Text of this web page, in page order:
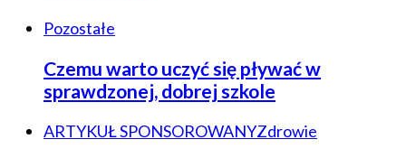
Pozostałe
Czemu warto uczyć się pływać w
sprawdzonej, dobrej szkole
ARTYKUŁ SPONSOROWANYZdrowie